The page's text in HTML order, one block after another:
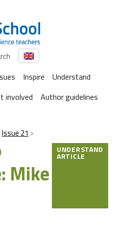
Inspire
Understand
involved Author guidelines
Issue 21
Mike
UNDERSTAND
ARTICLE